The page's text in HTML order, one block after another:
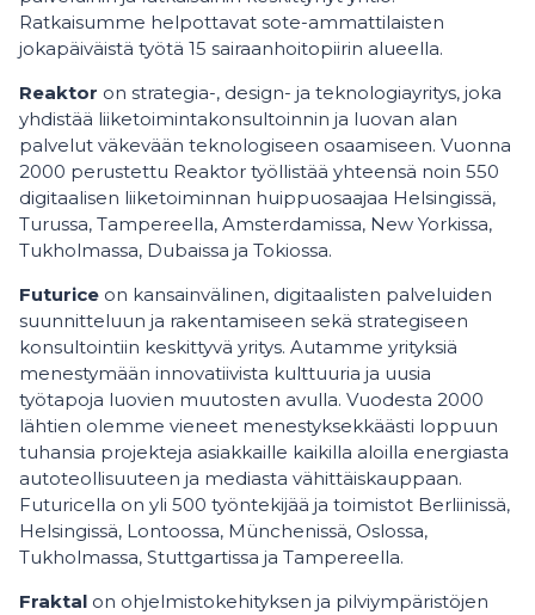
Ratkaisumme helpottavat sote-ammattilaisten
jokapäiväistä työtä 15 sairaanhoitopiirin alueella.
Reaktor on strategia-, design- ja teknologiayritys, joka
yhdistää liiketoimintakonsultoinnin ja luovan alan
palvelut väkevään teknologiseen osaamiseen. Vuonna
2000 perustettu Reaktor työllistää yhteensä noin 550
digitaalisen liiketoiminnan huippuosaajaa Helsingissä,
Turussa, Tampereella, Amsterdamissa, New Yorkissa,
Tukholmassa, Dubaissa ja Tokiossa.
Futurice on kansainvälinen, digitaalisten palveluiden
suunnitteluun ja rakentamiseen sekä strategiseen
konsultointiin keskittyvä yritys. Autamme yrityksiä
menestymään innovatiivista kulttuuria ja uusia
työtapoja luovien muutosten avulla. Vuodesta 2000
lähtien olemme vieneet menestyksekkäästi loppuun
tuhansia projekteja asiakkaille kaikilla aloilla energiasta
autoteollisuuteen ja mediasta vähittäiskauppaan.
Futuricella on yli 500 työntekijää ja toimistot Berliinissä,
Helsingissä, Lontoossa, Münchenissä, Oslossa,
Tukholmassa, Stuttgartissa ja Tampereella.
Fraktal on ohjelmistokehityksen ja pilviympäristöjen